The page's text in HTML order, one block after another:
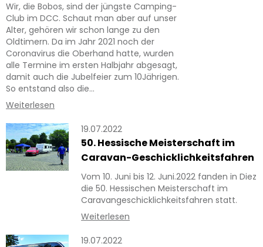
Wir, die Bobos, sind der jüngste Camping-
Club im DCC. Schaut man aber auf unser
Alter, gehören wir schon lange zu den
Oldtimern. Da im Jahr 2021 noch der
Coronavirus die Oberhand hatte, wurden
alle Termine im ersten Halbjahr abgesagt,
damit auch die Jubelfeier zum 10Jährigen.
So entstand also die…
Weiterlesen
19.07.2022
50. Hessische Meisterschaft im
Caravan-Geschicklichkeitsfahren
Vom 10. Juni bis 12. Juni.2022 fanden in Diez
die 50. Hessischen Meisterschaft im
Caravangeschicklichkeitsfahren statt.
Weiterlesen
19.07.2022